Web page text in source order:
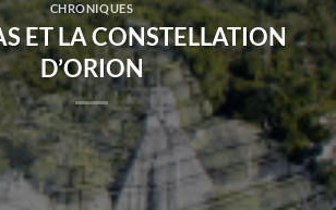
CHRONIQUES
ET LA CONSTELLATION
D’ORION